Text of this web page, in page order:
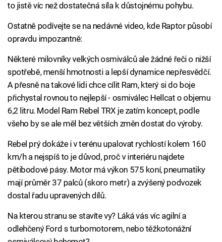
to jistě víc než dostatečná síla k důstojnému pohybu.
Ostatně podívejte se na nedávné video, kde Raptor působí
opravdu impozantně:
Některé milovníky velkých osmiválců ale žádné řeči o nižší
spotřebě, menší hmotnosti a lepší dynamice nepřesvědčí.
A přesně na takové lidi chce cílit Ram, který si do boje
přichystal rovnou to nejlepší - osmiválec Hellcat o objemu
6,2 litru. Model Ram Rebel TRX je zatím koncept, podle
všeho by se ale měl bez větších změn dostat do výroby.
Rebel prý dokáže i v terénu upalovat rychlostí kolem 160
km/h a nejspíš to je důvod, proč v interiéru najdete
pětibodové pásy. Motor má výkon 575 koní, pneumatiky
mají průměr 37 palců (skoro metr) a zvýšený podvozek
dostal řadu upravených dílů.
Na kterou stranu se stavíte vy? Láká vás víc agilní a
odlehčený Ford s turbomotorem, nebo těžkotonážní